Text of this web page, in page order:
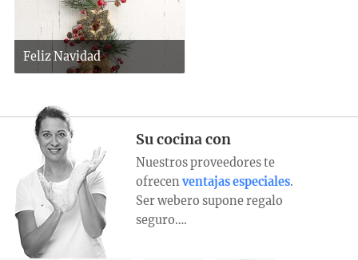
Feliz Navidad
Su cocina con
Nuestros proveedores te
ofrecen ventajas especiales.
Ser webero supone regalo
seguro….